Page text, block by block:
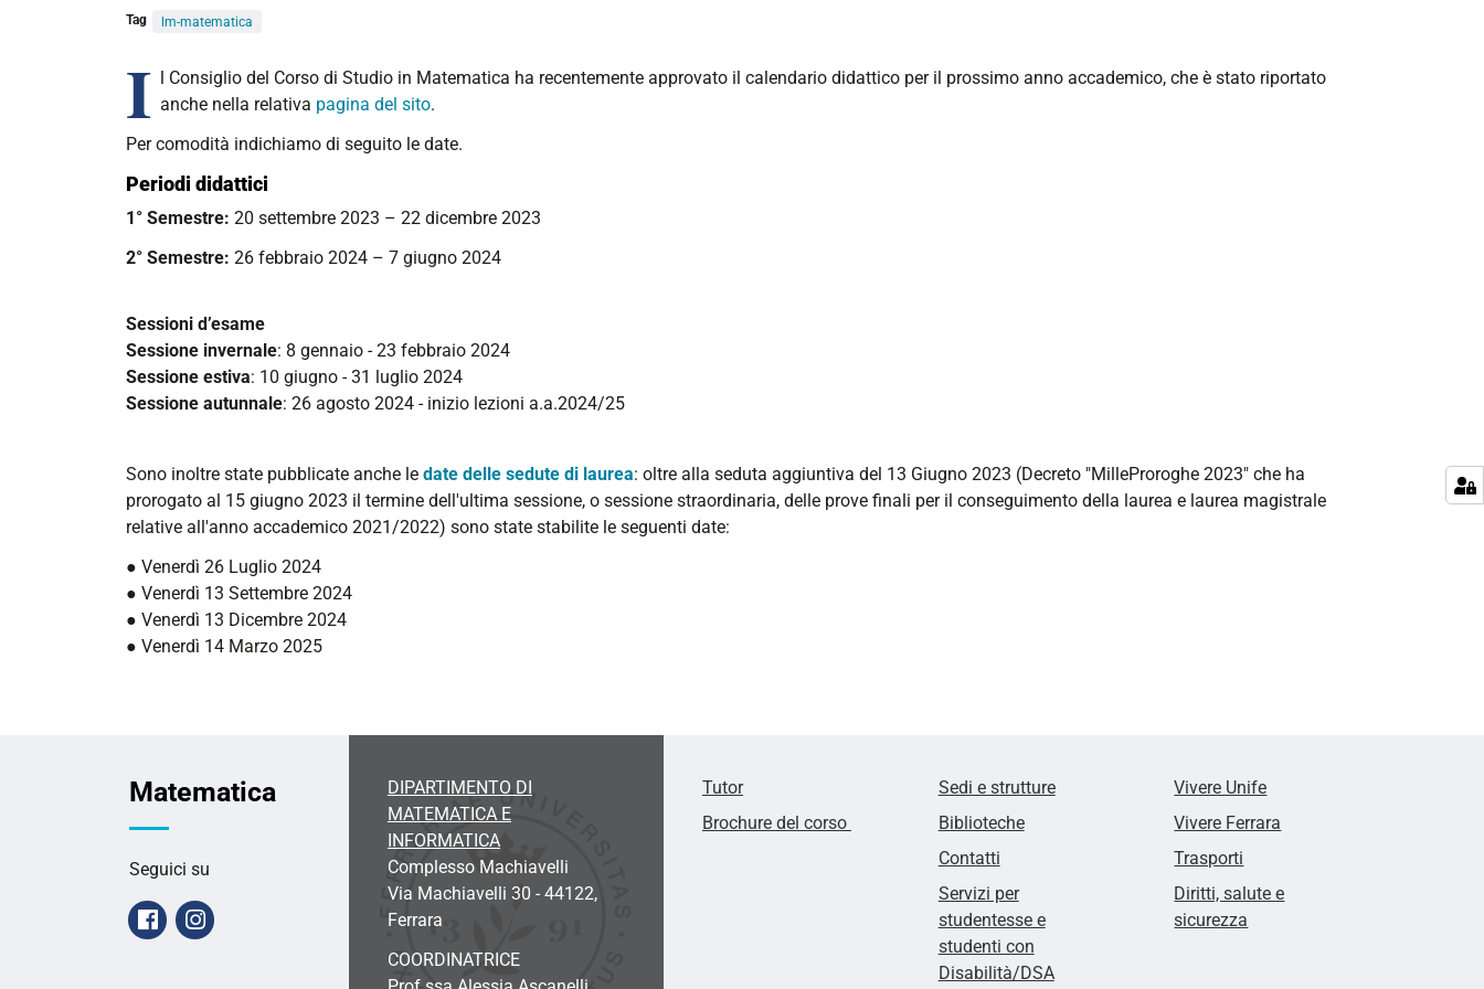
Tag lm-matematica
I l Consiglio del Corso di Studio in Matematica ha recentemente approvato il calendario didattico per il prossimo anno accademico, che è stato riportato
anche nella relativa pagina del sito.
Per comodità indichiamo di seguito le date.
Periodi didattici
1° Semestre: 20 settembre 2023 – 22 dicembre 2023
2° Semestre: 26 febbraio 2024 – 7 giugno 2024
Sessioni d’esame
Sessione invernale: 8 gennaio - 23 febbraio 2024
Sessione estiva: 10 giugno - 31 luglio 2024
Sessione autunnale: 26 agosto 2024 - inizio lezioni a.a.2024/25
Sono inoltre state pubblicate anche le date delle sedute di laurea: oltre alla seduta aggiuntiva del 13 Giugno 2023 (Decreto "MilleProroghe 2023" che ha
prorogato al 15 giugno 2023 il termine dell'ultima sessione, o sessione straordinaria, delle prove finali per il conseguimento della laurea e laurea magistrale
relative all'anno accademico 2021/2022) sono state stabilite le seguenti date:
● Venerdì 26 Luglio 2024
● Venerdì 13 Settembre 2024
● Venerdì 13 Dicembre 2024
● Venerdì 14 Marzo 2025
Matematica
Seguici su
FacebookInstagram
DIPARTIMENTO DI
MATEMATICA E
INFORMATICA
Complesso Machiavelli
Via Machiavelli 30 - 44122,
Ferrara
COORDINATRICE
Tutor
Brochure del corso
Sedi e strutture
Biblioteche
Contatti
Servizi per
studentesse e
studenti con
Disabilità/DSA
Vivere Unife
Vivere Ferrara
Trasporti
Diritti, salute e
sicurezza